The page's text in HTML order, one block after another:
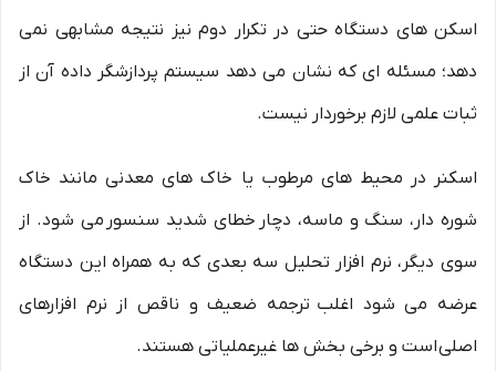
اسکن های دستگاه حتی در تکرار دوم نیز نتیجه مشابهی نمی
دهد؛ مسئله ای که نشان می دهد سیستم پردازشگر داده آن از
ثبات علمی لازم برخوردار نیست.
اسکنر در محیط های مرطوب یا خاک های معدنی مانند خاک
شوره دار، سنگ و ماسه، دچار خطای شدید سنسور می شود. از
سوی دیگر، نرم افزار تحلیل سه بعدی که به همراه این دستگاه
عرضه می شود اغلب ترجمه ضعیف و ناقص از نرم افزارهای
اصلی است و برخی بخش ها غیرعملیاتی هستند.